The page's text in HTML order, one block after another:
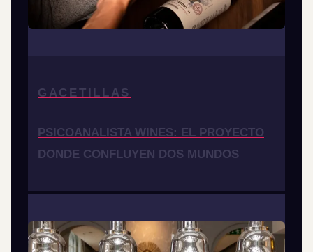
GACETILLAS
PSICOANALISTA WINES: EL PROYECTO
DONDE CONFLUYEN DOS MUNDOS